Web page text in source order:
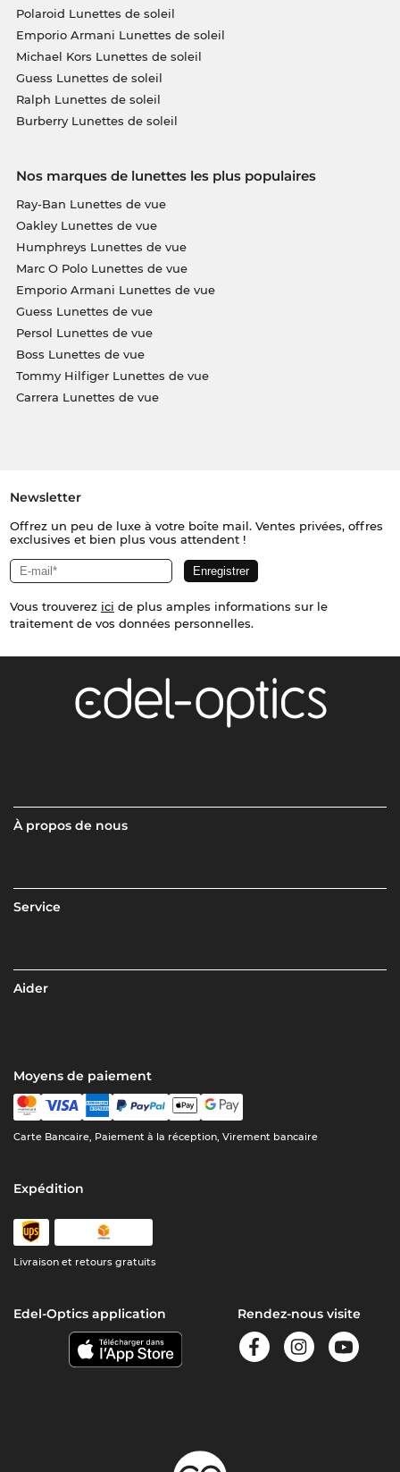
Polaroid Lunettes de soleil
Emporio Armani Lunettes de soleil
Michael Kors Lunettes de soleil
Guess Lunettes de soleil
Ralph Lunettes de soleil
Burberry Lunettes de soleil
Nos marques de lunettes les plus populaires
Ray-Ban Lunettes de vue
Oakley Lunettes de vue
Humphreys Lunettes de vue
Marc O Polo Lunettes de vue
Emporio Armani Lunettes de vue
Guess Lunettes de vue
Persol Lunettes de vue
Boss Lunettes de vue
Tommy Hilfiger Lunettes de vue
Carrera Lunettes de vue
Newsletter
Offrez un peu de luxe à votre boîte mail. Ventes privées, offres
exclusives et bien plus vous attendent !
Vous trouverez ici de plus amples informations sur le
traitement de vos données personnelles.
À propos de nous
Service
Aider
Moyens de paiement
Carte Bancaire, Paiement à la réception, Virement bancaire
Expédition
Livraison et retours gratuits
Edel-Optics application Rendez-nous visite